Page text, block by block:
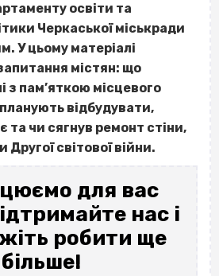
освіти та
Черкаської міськради
У цьому матеріалі
містян: що
з пам’яткою місцевого
відбудувати,
та чи сягнув ремонт стіни,
Другої світової війни.
для вас
нас і
робити ще
більше!